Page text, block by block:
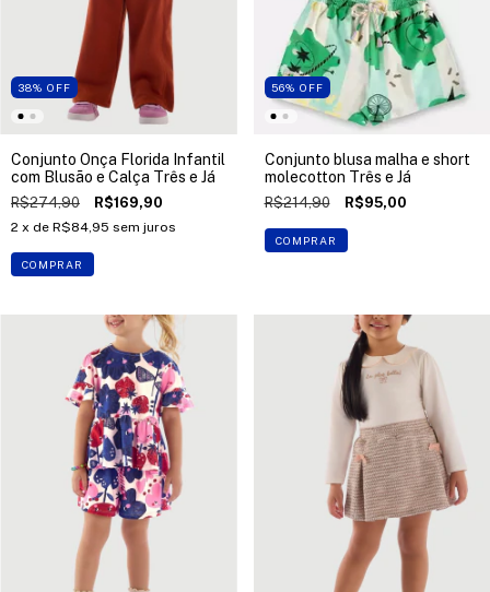
38% OFF
Conjunto Onça Florida Infantil
com Blusão e Calça Três e Já
R$274,90 R$169,90
2 x de R$84,95 sem juros
COMPRAR
56% OFF
Conjunto blusa malha e short
molecotton Três e Já
R$214,90 R$95,00
COMPRAR